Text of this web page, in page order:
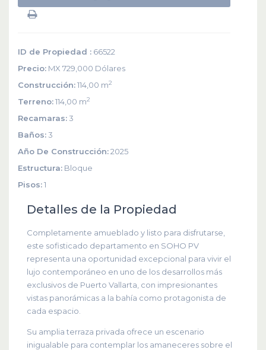
ID de Propiedad : 66522
Precio: MX 729,000 Dólares
Construcción:114,00 m2
Terreno:114,00 m2
Recamaras:3
Baños:3
Año De Construcción:2025
Estructura: Bloque
Pisos:1
Detalles de la Propiedad
Completamente amueblado y listo para disfrutarse,
este sofisticado departamento en SOHO PV
representa una oportunidad excepcional para vivir el
lujo contemporáneo en uno de los desarrollos más
exclusivos de Puerto Vallarta, con impresionantes
vistas panorámicas a la bahía como protagonista de
cada espacio.
Su amplia terraza privada ofrece un escenario
inigualable para contemplar los amaneceres sobre el